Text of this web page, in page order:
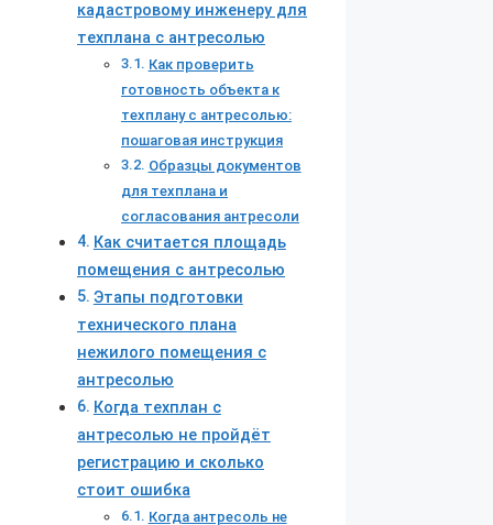
кадастровому инженеру для
техплана с антресолью
Как проверить
готовность объекта к
техплану с антресолью:
пошаговая инструкция
Образцы документов
для техплана и
согласования антресоли
Как считается площадь
помещения с антресолью
Этапы подготовки
технического плана
нежилого помещения с
антресолью
Когда техплан с
антресолью не пройдёт
регистрацию и сколько
стоит ошибка
Когда антресоль не